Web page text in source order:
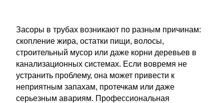
Засоры в трубах возникают по разным причинам:
скопление жира, остатки пищи, волосы,
строительный мусор или даже корни деревьев в
канализационных системах. Если вовремя не
устранить проблему, она может привести к
неприятным запахам, протечкам или даже
серьезным авариям. Профессиональная